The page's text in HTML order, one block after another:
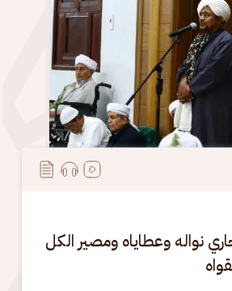
نواله وعطاياه ومصير الكل